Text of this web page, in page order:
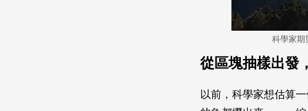
科學家期
從區塊抽樣出發
以前，科學家想估算